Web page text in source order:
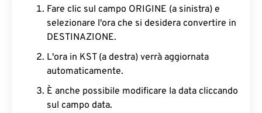
Fare clic sul campo ORIGINE (a sinistra) e
selezionare l'ora che si desidera convertire in
DESTINAZIONE.
L'ora in KST (a destra) verrà aggiornata
automaticamente.
È anche possibile modificare la data cliccando
sul campo data.